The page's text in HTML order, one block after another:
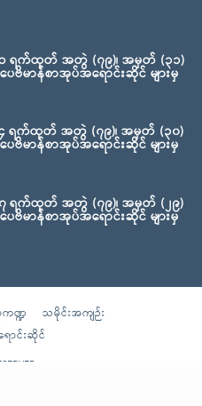
၁ ရက်ထုတ် အတွဲ (၇၉)၊ အမှတ် (၃၁)
ေဗိမာန်စာအုပ်အရောင်းဆိုင် များမှ
၄ ရက်ထုတ် အတွဲ (၇၉)၊ အမှတ် (၃၀)
ေဗိမာန်စာအုပ်အရောင်းဆိုင် များမှ
၇ ရက်ထုတ် အတွဲ (၇၉)၊ အမှတ် (၂၉)
ေဗိမာန်စာအုပ်အရောင်းဆိုင် များမှ
ဏ္ဍ
သမိုင်းအကျဉ်း
ာင်းဆိုင်